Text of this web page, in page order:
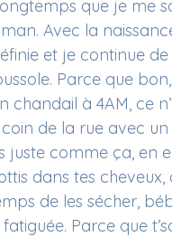
que je me
Avec la
et je continue
Parce que
chandail à 4AM, ce
de la rue avec un
juste comme ça, en
dans tes cheveux,
de les sécher,
Parce que